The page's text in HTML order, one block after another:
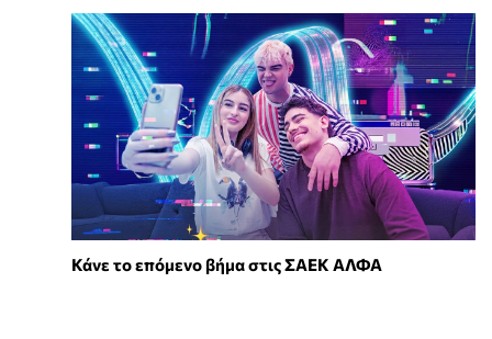
Κάνε το επόμενο βήμα στις ΣΑΕΚ ΑΛΦΑ